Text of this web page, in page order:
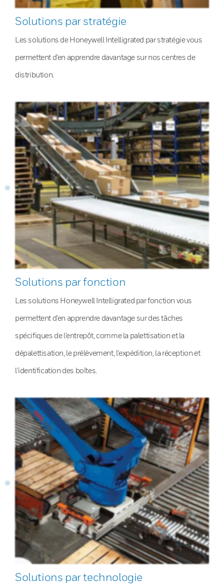
Solutions par stratégie
Les solutions de Honeywell Intelligrated par stratégie vous
permettent d’en apprendre davantage sur nos centres de
distribution.
Solutions par fonction
Les solutions Honeywell Intelligrated par fonction vous
permettent d’en apprendre davantage sur des tâches
spécifiques de l’entrepôt, comme la palettisation et la
dépalettisation, le prélèvement, l’expédition, la réception et
l’identification des boîtes.
Solutions par technologie